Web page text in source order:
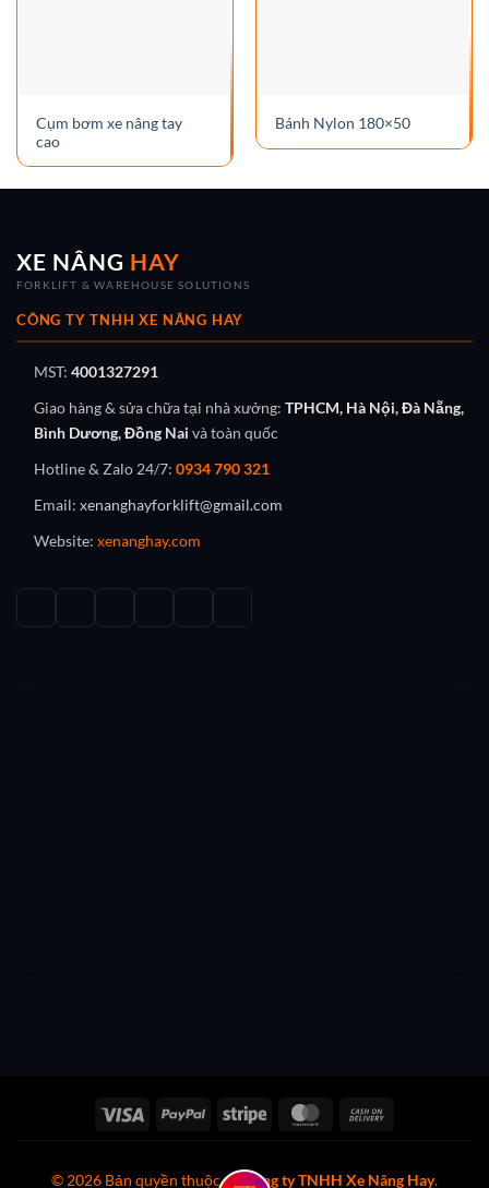
Cụm bơm xe nâng tay
cao
Bánh Nylon 180×50
XE NÂNG HAY
FORKLIFT & WAREHOUSE SOLUTIONS
CÔNG TY TNHH XE NÂNG HAY
MST: 4001327291
Giao hàng & sửa chữa tại nhà xưởng: TPHCM, Hà Nội, Đà Nẵng,
Bình Dương, Đồng Nai và toàn quốc
Hotline & Zalo 24/7: 0934 790 321
Email: xenanghayforklift@gmail.com
Website: xenanghay.com
Visa PayPal Stripe MasterCard
© 2026 Bản quyền thuộc về
Công ty TNHH Xe Nâng Hay.